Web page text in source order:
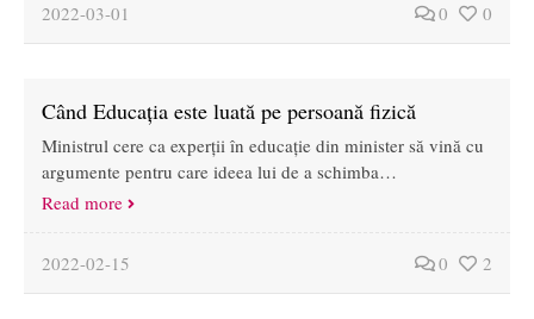
2022-03-01 0 0
Când Educația este luată pe persoană fizică
Ministrul cere ca experții în educație din minister să vină cu
argumente pentru care ideea lui de a schimba…
Read more
2022-02-15 0 2